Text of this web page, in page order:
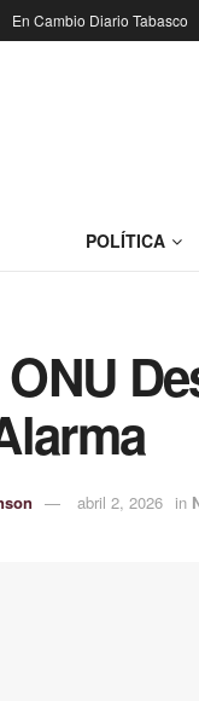
En Cambio Diario Tabasco
POLÍTICA
abril 2, 2026 in